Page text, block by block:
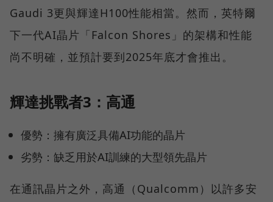
Gaudi 3更與輝達H100性能相當。然而，英特爾
下一代AI晶片「Falcon Shores」的架構和性能
尚不明確，並預計要到2025年底才會推出。
輝達挑戰者3：高通
優勢：擁有廣泛具備AI功能的晶片
劣勢：缺乏用於AI訓練的大型領先晶片
在通訊晶片之外，高通（Qualcomm）以許多安